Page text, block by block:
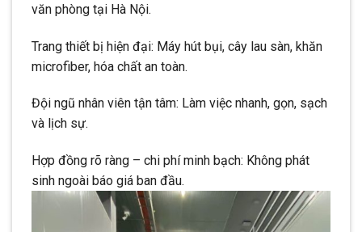
văn phòng tại Hà Nội.
Trang thiết bị hiện đại: Máy hút bụi, cây lau sàn, khăn
microfiber, hóa chất an toàn.
Đội ngũ nhân viên tận tâm: Làm việc nhanh, gọn, sạch
và lịch sự.
Hợp đồng rõ ràng – chi phí minh bạch: Không phát
sinh ngoài báo giá ban đầu.